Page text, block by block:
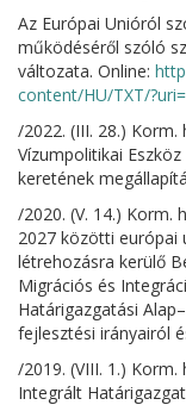
Az Európai Unióról
működéséről szóló
változata. Online:
content/HU/TXT/
/2022. (III. 28.)
Vízumpolitikai
keretének
/2020. (V. 14.) Korm.
2027 közötti európai
létrehozásra kerülő
Migrációs és
Határigazgatási
fejlesztési irányairól
/2019. (VIII. 1.)
Integrált